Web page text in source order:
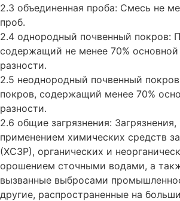
2.3 объединенная проба: Смесь не
проб.
2.4 однородный почвенный покров:
содержащий не менее 70% основной
разности.
2.5 неоднородный почвенный
покров, содержащий менее 70%
разности.
2.6 общие загрязнения:
применением химических средств
(ХСЗР), органических и
орошением сточными водами, а
вызванные выбросами
другие, распространенные на